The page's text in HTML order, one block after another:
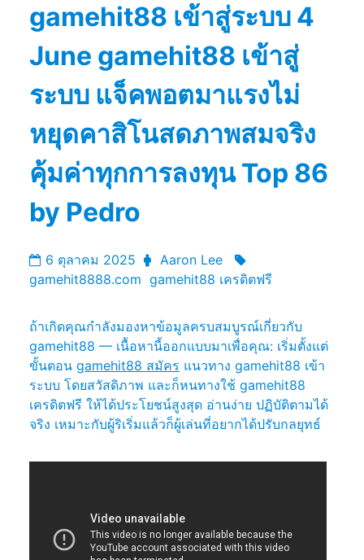
gamehit88 เข้าสู่ระบบ 4
June gamehit88 เข้าสู่
ระบบ แจ็คพอตมาแรงไม่
หยุดคาสิโนสดภาพสมจริง
คุ้มค่าทุกการลงทุน Top 86
by Pedro
6 ตุลาคม 2025
Aaron Lee
gamehit8888.com gamehit88 เครดิตฟรี
ถ้าเกิดคุณกำลังมองหาข้อมูลครบสมบูรณ์เกี่ยวกับ
gamehit88 — เนื้อหานี้ออกแบบมาเพื่อคุณ: เริ่มตั้งแต่
ขั้นตอน gamehit88 สมัคร แนวทาง gamehit88 เข้า
ระบบ โดยสวัสดิภาพ และก็หนทางใช้ gamehit88
เครดิตฟรี ให้ได้ประโยชน์สูงสุด อ่านง่าย ปฏิบัติตามได้
จริง เหมาะกับผู้ริเริ่มแล้วก็ผู้เล่นที่อยากได้ปรับกลยุทธ์